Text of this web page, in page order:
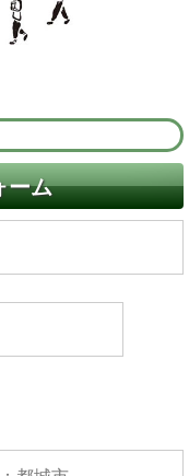
ーム